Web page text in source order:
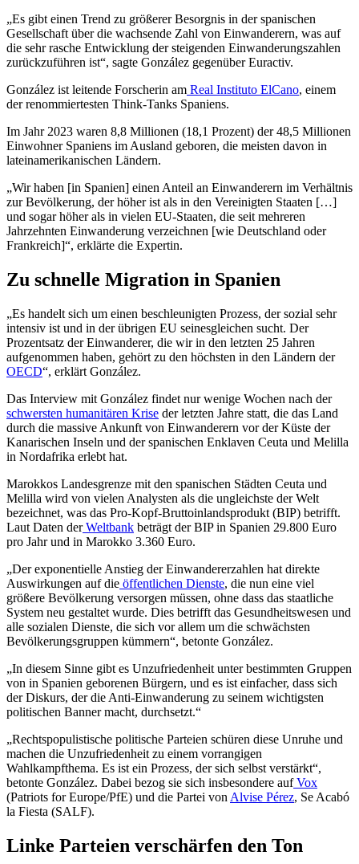
„Es gibt einen Trend zu größerer Besorgnis in der spanischen
Gesellschaft über die wachsende Zahl von Einwanderern, was auf
die sehr rasche Entwicklung der steigenden Einwanderungszahlen
zurückzuführen ist“, sagte González gegenüber Euractiv.
González ist leitende Forscherin am Real Instituto ElCano, einem
der renommiertesten Think-Tanks Spaniens.
Im Jahr 2023 waren 8,8 Millionen (18,1 Prozent) der 48,5 Millionen
Einwohner Spaniens im Ausland geboren, die meisten davon in
lateinamerikanischen Ländern.
„Wir haben [in Spanien] einen Anteil an Einwanderern im Verhältnis
zur Bevölkerung, der höher ist als in den Vereinigten Staaten […]
und sogar höher als in vielen EU-Staaten, die seit mehreren
Jahrzehnten Einwanderung verzeichnen [wie Deutschland oder
Frankreich]“, erklärte die Expertin.
Zu schnelle Migration in Spanien
„Es handelt sich um einen beschleunigten Prozess, der sozial sehr
intensiv ist und in der übrigen EU seinesgleichen sucht. Der
Prozentsatz der Einwanderer, die wir in den letzten 25 Jahren
aufgenommen haben, gehört zu den höchsten in den Ländern der
OECD“, erklärt González.
Das Interview mit González findet nur wenige Wochen nach der
schwersten humanitären Krise der letzten Jahre statt, die das Land
durch die massive Ankunft von Einwanderern vor der Küste der
Kanarischen Inseln und der spanischen Enklaven Ceuta und Melilla
in Nordafrika erlebt hat.
Marokkos Landesgrenze mit den spanischen Städten Ceuta und
Melilla wird von vielen Analysten als die ungleichste der Welt
bezeichnet, was das Pro-Kopf-Bruttoinlandsprodukt (BIP) betrifft.
Laut Daten der Weltbank beträgt der BIP in Spanien 29.800 Euro
pro Jahr und in Marokko 3.360 Euro.
„Der exponentielle Anstieg der Einwandererzahlen hat direkte
Auswirkungen auf die öffentlichen Dienste, die nun eine viel
größere Bevölkerung versorgen müssen, ohne dass das staatliche
System neu gestaltet wurde. Dies betrifft das Gesundheitswesen und
alle sozialen Dienste, die sich vor allem um die schwächsten
Bevölkerungsgruppen kümmern“, betonte González.
„In diesem Sinne gibt es Unzufriedenheit unter bestimmten Gruppen
von in Spanien geborenen Bürgern, und es ist einfacher, dass sich
der Diskurs, der die Anti-Einwanderung zu seinem wichtigsten
politischen Banner macht, durchsetzt.“
„Rechtspopulistische politische Parteien schüren diese Unruhe und
machen die Unzufriedenheit zu einem vorrangigen
Wahlkampfthema. Es ist ein Prozess, der sich selbst verstärkt“,
betonte González. Dabei bezog sie sich insbesondere auf Vox
(Patriots for Europe/PfE) und die Partei von Alvise Pérez, Se Acabó
la Fiesta (SALF).
Linke Parteien verschärfen den Ton